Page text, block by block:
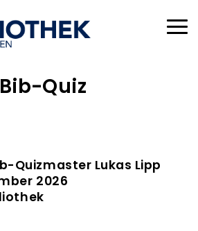
Direkt zum Inhalt
Bib-Quiz
Quizmaster Lukas Lipp
2026